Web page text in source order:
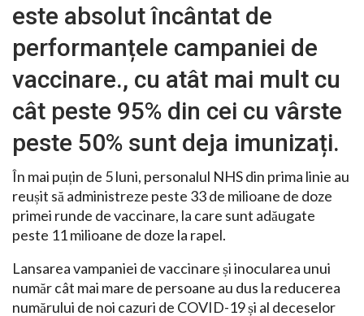
este absolut încântat de
performanțele campaniei de
vaccinare., cu atât mai mult cu
cât peste 95% din cei cu vârste
peste 50% sunt deja imunizați.
În mai puțin de 5 luni, personalul NHS din prima linie au
reușit să administreze peste 33 de milioane de doze
primei runde de vaccinare, la care sunt adăugate
peste 11 milioane de doze la rapel.
Lansarea vampaniei de vaccinare și inocularea unui
număr cât mai mare de persoane au dus la reducerea
numărului de noi cazuri de COVID-19 și al deceselor